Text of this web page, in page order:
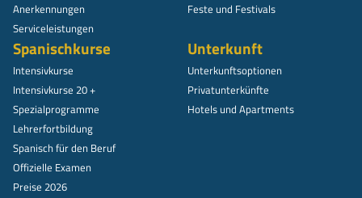
Anerkennungen
Serviceleistungen
Feste und Festivals
Spanischkurse
Intensivkurse
Intensivkurse 20 +
Spezialprogramme
Lehrerfortbildung
Spanisch für den Beruf
Offizielle Examen
Preise 2026
Unterkunft
Unterkunftsoptionen
Privatunterkünfte
Hotels und Apartments